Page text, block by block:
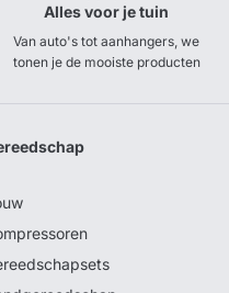
Alles voor je tuin
Van auto's tot aanhangers, we
tonen je de mooiste producten